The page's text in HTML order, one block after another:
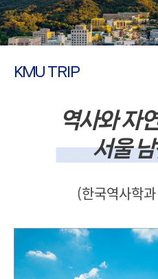
KMU TRIP
역사와 자
서울
(한국역사학